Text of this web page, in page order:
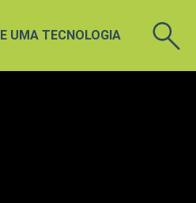
UMA TECNOLOGIA